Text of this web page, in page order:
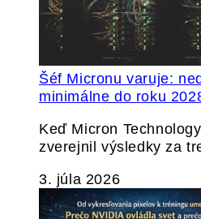
Šéf Micronu varuje:
minimálne do roku
Keď Micron
zverejnil výsledky za
3. júla 2026